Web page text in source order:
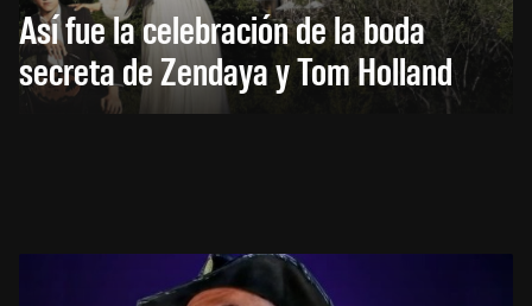
Así fue la celebración de la boda
secreta de Zendaya y Tom Holland